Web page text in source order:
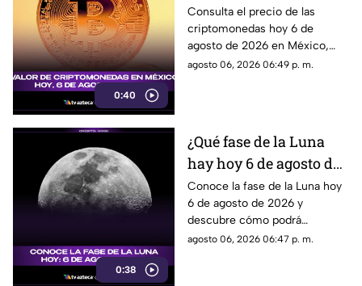
0:40
de agosto de 2026 en
México: Bitcoin,
Ethereum y más
Consulta el precio de las
criptomonedas hoy 6 de
agosto de 2026 en México,
con las cotizaciones de
agosto 06, 2026 06:49 p. m.
0:38
¿Qué fase de la Luna
hay hoy 6 de agosto de
2026? Descubre cómo
se verá el satélite esta
noche
Conoce la fase de la Luna hoy
6 de agosto de 2026 y
descubre cómo podrá
observarse el satélite natural
agosto 06, 2026 06:47 p. m.